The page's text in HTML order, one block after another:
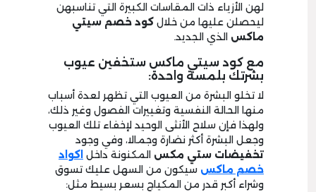
لهن الأزياء ذات المقاسات الكبيرة التي تناسبهن
ليحصلن عليها من خلال كود خصم سيتي
ماكس الذي الجديد.
مع كود سيتي ماكس ستخفين عيوب
بشرتك بلمسة واحدة:
لا تخلو البشرة من العيوب التي تظهر لعدة أسباب
منها الحالة النفسية وتغييرات الفصول وغير ذلك،
ولهذا فإن سلاح الأنثى الوحيد لإخفاء تلك العيوب
وجعل البشرة أكثر نضارة وجمالا، وفي وجود
تخفيضات ستي مكس المكنونة داخل اكواد
خصم ماكس سيكون من السهل عليك تسوق
وشراء أكبر قدر من المكياج بسعر بسيط مثل: